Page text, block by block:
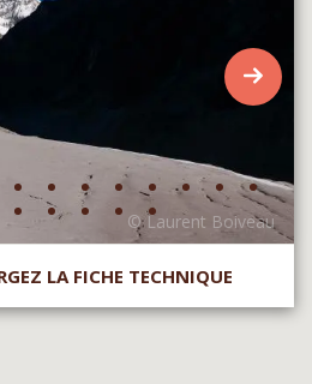
LA FICHE TECHNIQUE